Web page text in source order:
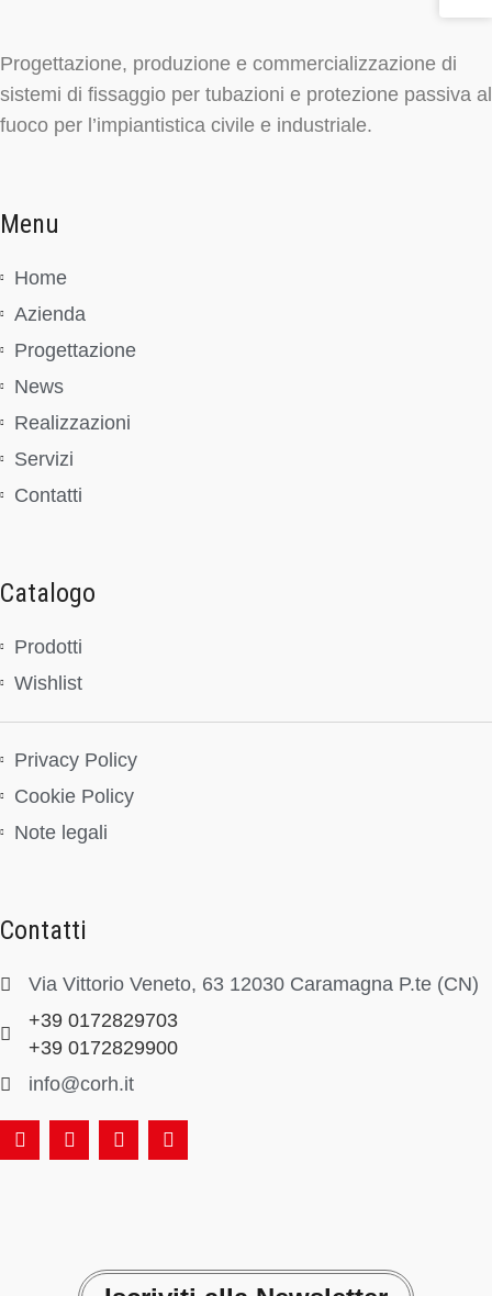
Progettazione, produzione e commercializzazione di
sistemi di fissaggio per tubazioni e protezione passiva al
fuoco per l’impiantistica civile e industriale.
Menu
Home
Azienda
Progettazione
News
Realizzazioni
Servizi
Contatti
Catalogo
Prodotti
Wishlist
Privacy Policy
Cookie Policy
Note legali
Contatti
Via Vittorio Veneto, 63 12030 Caramagna P.te (CN)
+39 0172829703
+39 0172829900
info@corh.it